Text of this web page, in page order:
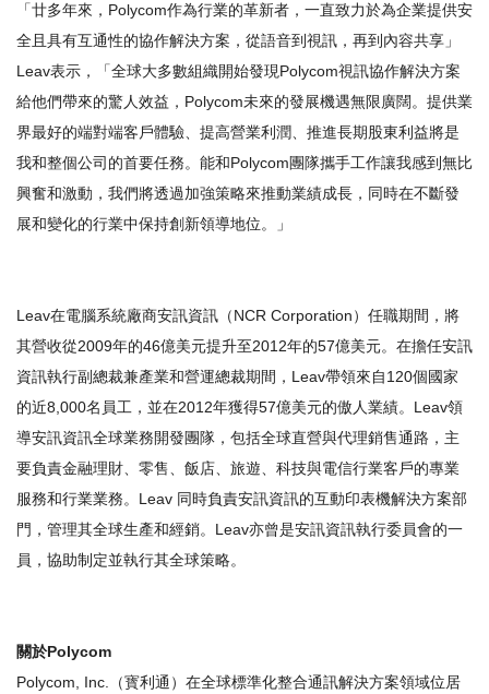
「廿多年來，Polycom作為行業的革新者，一直致力於為企業提供安
全且具有互通性的協作解決方案，從語音到視訊，再到內容共享」
Leav表示，「全球大多數組織開始發現Polycom視訊協作解決方案
給他們帶來的驚人效益，Polycom未來的發展機遇無限廣闊。提供業
界最好的端對端客戶體驗、提高營業利潤、推進長期股東利益將是
我和整個公司的首要任務。能和Polycom團隊攜手工作讓我感到無比
興奮和激動，我們將透過加強策略來推動業績成長，同時在不斷發
展和變化的行業中保持創新領導地位。」
Leav在電腦系統廠商安訊資訊（NCR Corporation）任職期間，將
其營收從2009年的46億美元提升至2012年的57億美元。在擔任安訊
資訊執行副總裁兼產業和營運總裁期間，Leav帶領來自120個國家
的近8,000名員工，並在2012年獲得57億美元的傲人業績。Leav領
導安訊資訊全球業務開發團隊，包括全球直營與代理銷售通路，主
要負責金融理財、零售、飯店、旅遊、科技與電信行業客戶的專業
服務和行業業務。Leav 同時負責安訊資訊的互動印表機解決方案部
門，管理其全球生產和經銷。Leav亦曾是安訊資訊執行委員會的一
員，協助制定並執行其全球策略。
關於Polycom
Polycom, Inc.（寳利通）在全球標準化整合通訊解決方案領域位居